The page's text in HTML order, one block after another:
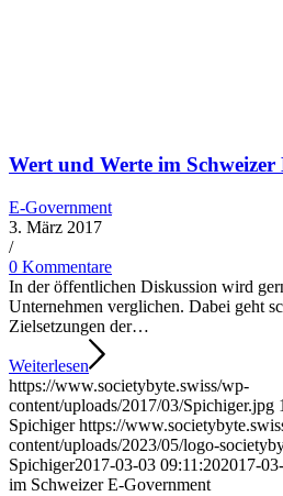
Wert und Werte im
E-Government
3. März 2017
/
0 Kommentare
In der öffentlichen Diskussion wird
Unternehmen verglichen. Dabei geht
Zielsetzungen der…
Weiterlesen
https://www.societybyte.swiss/wp-
content/uploads/2017/03/Spichiger.jpg
Spichiger https://
content/uploads/2023/05/logo-
Spichiger2017-03-03 09:11:202017-
im Schweizer E-Government